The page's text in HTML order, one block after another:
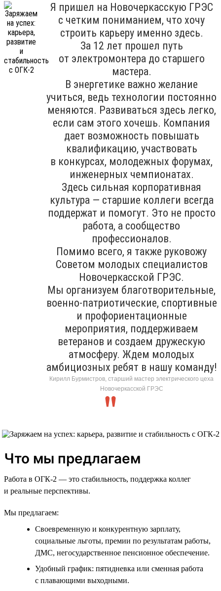
Я пришел на Новочеркасскую ГРЭС
с четким пониманием, что хочу
строить карьеру именно здесь.
За 12 лет прошел путь
от электромонтера до старшего
мастера.
В энергетике важно желание
учиться, ведь технологии постоянно
меняются. Развиваться здесь легко,
если сам этого хочешь. Компания
дает возможность повышать
квалификацию, участвовать
в конкурсах, молодежных форумах,
инженерных чемпионатах.
Здесь сильная корпоративная
культура — старшие коллеги всегда
поддержат и помогут. Это не просто
работа, а сообщество
профессионалов.
Помимо всего, я также руковожу
Советом молодых специалистов
Новочеркасской ГРЭС.
Мы организуем благотворительные,
военно-патриотические, спортивные
и профориентационные
мероприятия, поддерживаем
ветеранов и создаем дружескую
атмосферу. Ждем молодых
амбициозных ребят в нашу команду!
Кирилл Бурмистров, старший мастер электрического цеха
Новочеркасской ГРЭС
Что мы предлагаем
Работа в ОГК-2 — это стабильность, поддержка коллег
и реальные перспективы.
Мы предлагаем:
Своевременную и конкурентную зарплату,
социальные льготы, премии по результатам работы,
ДМС, негосударственное пенсионное обеспечение.
Удобный график: пятидневка или сменная работа
с плавающими выходными.